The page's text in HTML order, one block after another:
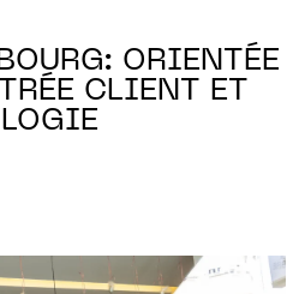
ORIENTÉE
CLIENT ET